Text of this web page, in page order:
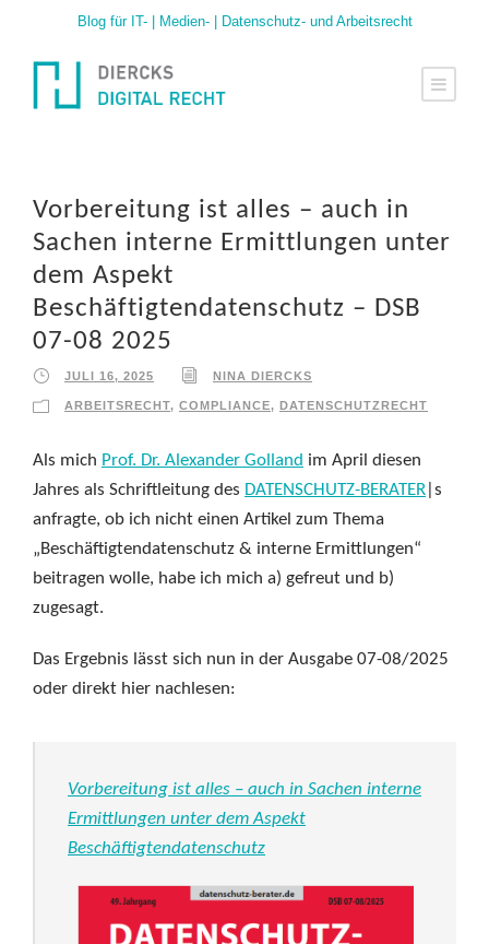
Blog für IT- | Medien- | Datenschutz- und Arbeitsrecht
Vorbereitung ist alles – auch in
Sachen interne Ermittlungen unter
dem Aspekt
Beschäftigtendatenschutz – DSB
07-08 2025
JULI 16, 2025 NINA DIERCKS
ARBEITSRECHT, COMPLIANCE, DATENSCHUTZRECHT
Als mich Prof. Dr. Alexander Golland im April diesen
Jahres als Schriftleitung des DATENSCHUTZ-BERATER |s
anfragte, ob ich nicht einen Artikel zum Thema
„Beschäftigtendatenschutz & interne Ermittlungen“
beitragen wolle, habe ich mich a) gefreut und b)
zugesagt.
Das Ergebnis lässt sich nun in der Ausgabe 07-08/2025
oder direkt hier nachlesen:
Vorbereitung ist alles – auch in Sachen interne
Ermittlungen unter dem Aspekt
Beschäftigtendatenschutz